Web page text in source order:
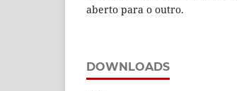
aberto para o outro.
DOWNLOADS